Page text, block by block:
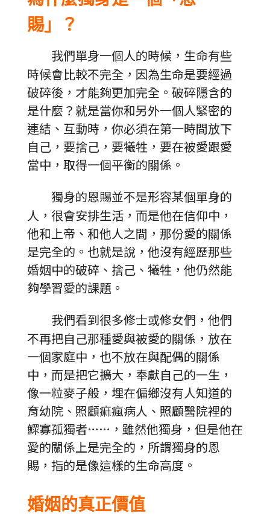
賜」？
我們單身一個人的時候，生命有些
時候會比較不完全，因為生命是要經過
破碎後，才能夠更加完全。破碎隱含的
是什麼？就是當你和另外一個人緊密的
連結、互動時，你必須在第一時間放下
自己，要捨己，要犧牲，要在被愛跟愛
當中，取得一個平衡的關係。
獨身的恩賜並不是形容某個單身的
人，很會安排生活，而是他在信仰中，
他和上帝、和他人之間，那份愛的關係
是完全的。也就是說，他沒有經歷那些
婚姻中的破碎、捨己、犧牲，他仍然能
夠學習愛的課題。
我們看到很多修士或修女們，他們
不再把自己那種愛與被愛的關係，放在
一個家庭中，也不放在與配偶的關係
中，而是把它擴大，奉獻自己的一生，
像一粒麥子般，埋在偏鄉沒有人知道的
育幼院、照顧痲瘋病人、照顧醫院裡的
鰥寡孤獨者……，雖然他獨身，但是他在
愛的關係上是完全的，所謂獨身的恩
賜，指的是像這樣的生命高度。
婚姻的真正價值